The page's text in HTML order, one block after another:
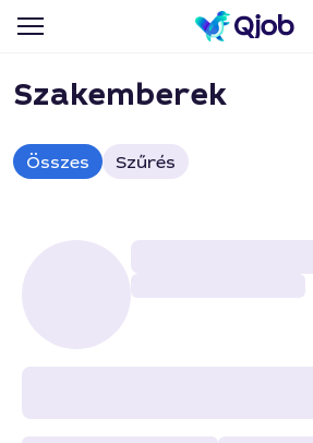
Szakemberek
Összes Szűrés